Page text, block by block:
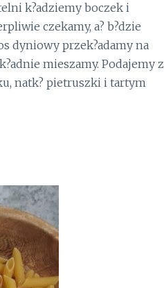
k?adziemy boczek i
czekamy, a? b?dzie
dyniowy przek?adamy na
mieszamy. Podajemy z
natk? pietruszki i tartym